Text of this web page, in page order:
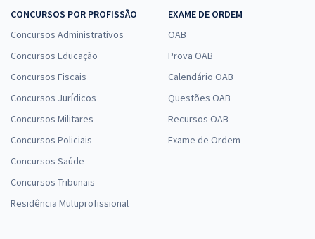
CONCURSOS POR PROFISSÃO
Concursos Administrativos
Concursos Educação
Concursos Fiscais
Concursos Jurídicos
Concursos Militares
Concursos Policiais
Concursos Saúde
Concursos Tribunais
Residência Multiprofissional
EXAME DE ORDEM
OAB
Prova OAB
Calendário OAB
Questões OAB
Recursos OAB
Exame de Ordem